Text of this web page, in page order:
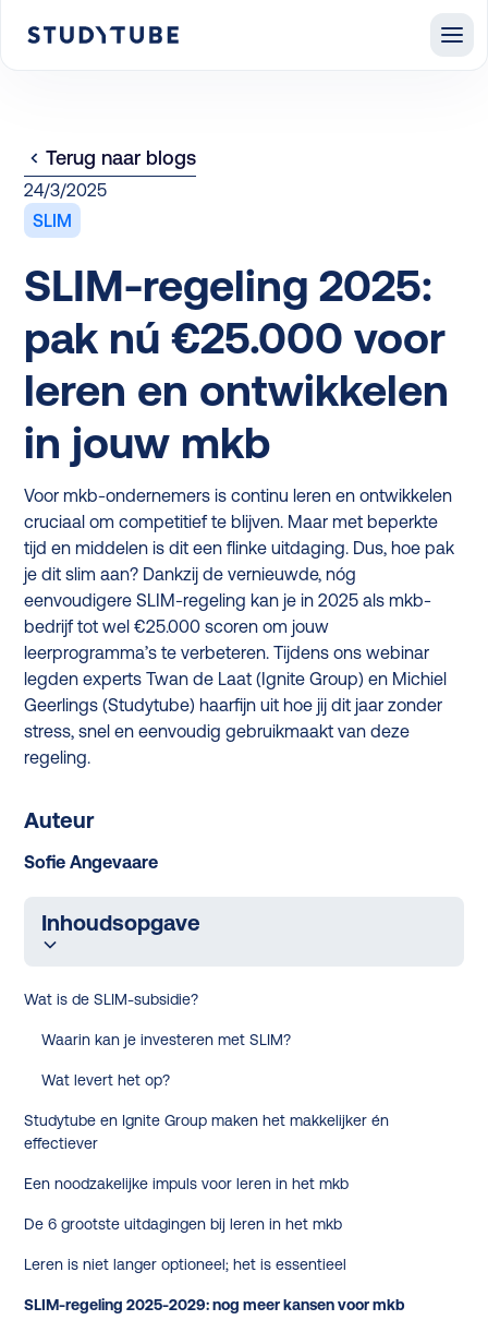
24/3/2025
SLIM
SLIM-regeling 2025:
pak nú €25.000 voor
leren en ontwikkelen
in jouw mkb
Voor mkb-ondernemers is continu leren en ontwikkelen
cruciaal om competitief te blijven. Maar met beperkte
tijd en middelen is dit een flinke uitdaging. Dus, hoe pak
je dit slim aan? Dankzij de vernieuwde, nóg
eenvoudigere SLIM-regeling kan je in 2025 als mkb-
bedrijf tot wel €25.000 scoren om jouw
leerprogramma’s te verbeteren. Tijdens ons webinar
legden experts Twan de Laat (Ignite Group) en Michiel
Geerlings (Studytube) haarfijn uit hoe jij dit jaar zonder
stress, snel en eenvoudig gebruikmaakt van deze
regeling.
Terug naar blogs
Auteur
Sofie Angevaare
Inhoudsopgave
Wat is de SLIM-subsidie?
Waarin kan je investeren met SLIM?
Wat levert het op?
Studytube en Ignite Group maken het makkelijker én
effectiever
Een noodzakelijke impuls voor leren in het mkb
De 6 grootste uitdagingen bij leren in het mkb
Leren is niet langer optioneel; het is essentieel
SLIM-regeling 2025-2029: nog meer kansen voor mkb